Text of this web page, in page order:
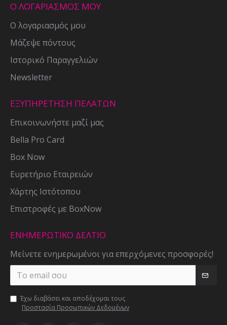
Ο ΛΟΓΑΡΙΑΣΜΟΣ ΜΟΥ
Ο λογαριασμός μου
Μάζεψε πόντους
Ιστορικό Παραγγελιών
Newsletter
ΕΞΥΠΗΡΕΤΗΣΗ ΠΕΛΑΤΩΝ
Επικοινωνήστε μαζί μας
Bella Pro Card
Box Now
Ευρετήριο Εταιρειών
Χάρτης Ιστότοπου
Επιστροφές με BoxNow
ΕΝΗΜΕΡΩΤΙΚΌ ΔΕΛΤΊΟ
Μείνετε ενημερωμένοι για επερχόμενες προσφορές!
Έχω διαβάσει και αποδέχομαι τους
Προστασία Προσωπικών Δεδομένων